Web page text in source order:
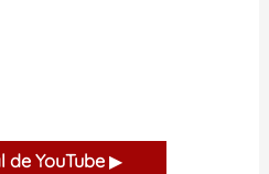
de YouTube▶